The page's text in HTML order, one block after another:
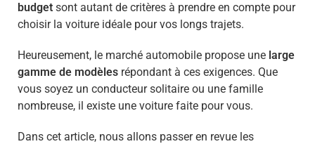
Actualités
budget sont autant de critères à prendre en compte pour
choisir la voiture idéale pour vos longs trajets.
Heureusement, le marché automobile propose une large
gamme de modèles répondant à ces exigences. Que
vous soyez un conducteur solitaire ou une famille
nombreuse, il existe une voiture faite pour vous.
Dans cet article, nous allons passer en revue les